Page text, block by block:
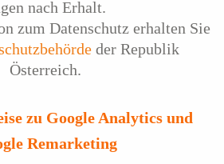
nach Erhalt.
zum Datenschutz erhalten Sie
der Republik
Österreich.
zu Google Analytics und
Remarketing